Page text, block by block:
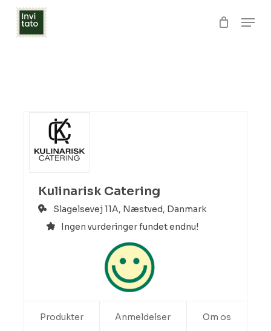
Skip
Close
Kulinarisk Catering
Slagelsevej 11A, Næstved, Danmark
Ingen vurderinger fundet endnu!
Produkter Anmeldelser Om os